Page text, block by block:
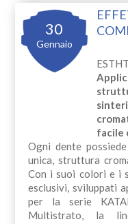
30
Gennaio
facile
Ogni dente
unica, struttura
Con i suoi colori e i
esclusivi, sviluppati
per la serie
Multistrato, la